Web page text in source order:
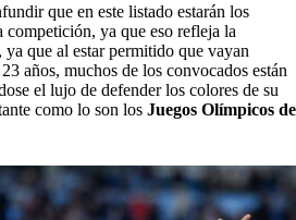
que en este listado estarán los
competición, ya que eso refleja la
ya que al estar permitido que vayan
años, muchos de los convocados están
el lujo de defender los colores de su
como lo son los Juegos Olímpicos de